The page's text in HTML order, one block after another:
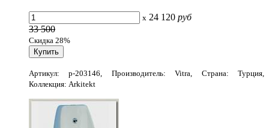
x 24 120 руб
33 500
Скидка 28%
Артикул: p-203146, Производитель: Vitra, Страна: Турция,
Коллекция: Arkitekt